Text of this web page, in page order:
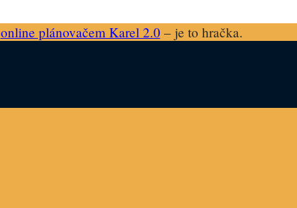
online plánovačem Karel 2.0– je to hračka.